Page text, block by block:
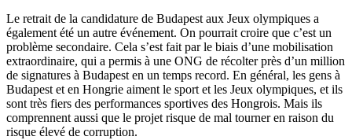
Le retrait de la candidature de Budapest aux Jeux olympiques a
également été un autre événement. On pourrait croire que c’est un
problème secondaire. Cela s’est fait par le biais d’une mobilisation
extraordinaire, qui a permis à une ONG de récolter près d’un million
de signatures à Budapest en un temps record. En général, les gens à
Budapest et en Hongrie aiment le sport et les Jeux olympiques, et ils
sont très fiers des performances sportives des Hongrois. Mais ils
comprennent aussi que le projet risque de mal tourner en raison du
risque élevé de corruption.